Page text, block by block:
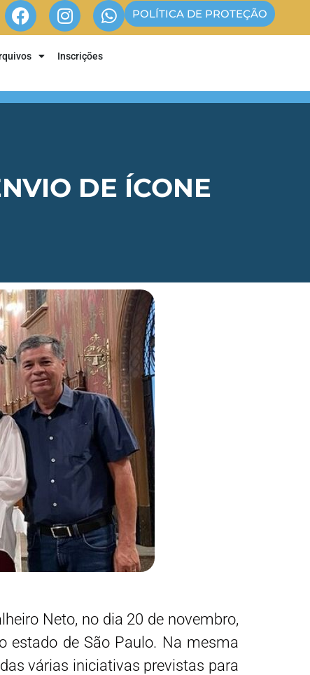
POLÍTICA DE PROTEÇÃO
Inscrições
DE ÍCONE
Neto, no dia 20 de novembro,
estado de São Paulo. Na mesma
várias iniciativas previstas para